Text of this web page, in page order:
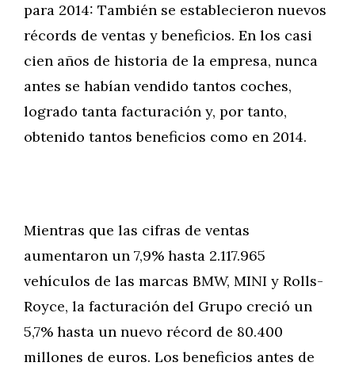
para 2014: También se establecieron nuevos
récords de ventas y beneficios. En los casi
cien años de historia de la empresa, nunca
antes se habían vendido tantos coches,
logrado tanta facturación y, por tanto,
obtenido tantos beneficios como en 2014.
Mientras que las cifras de ventas
aumentaron un 7,9% hasta 2.117.965
vehículos de las marcas BMW, MINI y Rolls-
Royce, la facturación del Grupo creció un
5,7% hasta un nuevo récord de 80.400
millones de euros. Los beneficios antes de